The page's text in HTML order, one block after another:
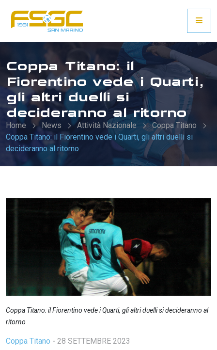
Coppa Titano: il
Fiorentino vede i Quarti,
gli altri duelli si
decideranno al ritorno
Home News Attività Nazionale
Coppa Titano
Coppa Titano: il Fiorentino vede i Quarti, gli altri duelli si
decideranno al ritorno
Coppa Titano: il Fiorentino vede i Quarti, gli altri duelli si decideranno al
ritorno
Coppa Titano - 28 SETTEMBRE 2023